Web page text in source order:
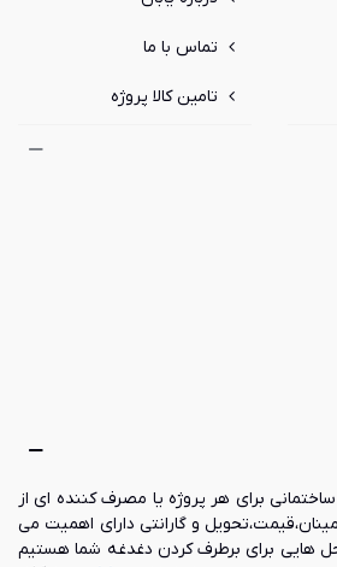
تماس با ما
تامین کالا پروژه
برای هر پروژه یا مصرف کننده ای از
و گارانتی دارای اهمیت می
هایی برای برطرف کردن دغدغه شما هستیم